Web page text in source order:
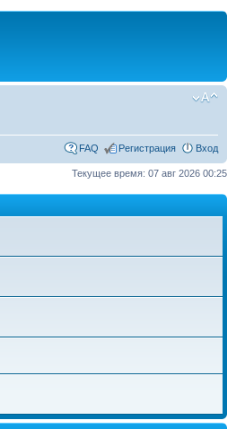
FAQ Регистрация Вход
Текущее время: 07 авг 2026 00:25